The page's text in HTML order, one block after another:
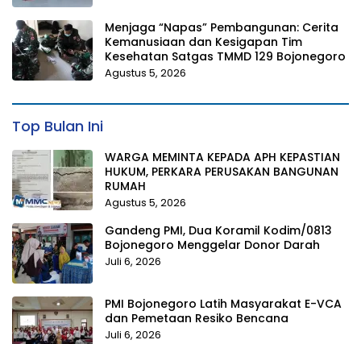
Menjaga “Napas” Pembangunan: Cerita
Kemanusiaan dan Kesigapan Tim
Kesehatan Satgas TMMD 129 Bojonegoro
Agustus 5, 2026
Top Bulan Ini
WARGA MEMINTA KEPADA APH KEPASTIAN
HUKUM, PERKARA PERUSAKAN BANGUNAN
RUMAH
Agustus 5, 2026
Gandeng PMI, Dua Koramil Kodim/0813
Bojonegoro Menggelar Donor Darah
Juli 6, 2026
PMI Bojonegoro Latih Masyarakat E-VCA
dan Pemetaan Resiko Bencana
Juli 6, 2026